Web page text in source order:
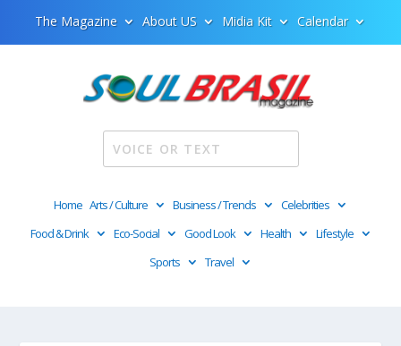
The Magazine About US Midia Kit Calendar
Home Arts / Culture Business / Trends
Celebrities
Food & Drink
Eco-Social Good Look Health
Lifestyle
Sports
Travel